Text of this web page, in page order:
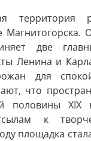
территория
две
Ленина и
для
что
половины XIX
к
площадка